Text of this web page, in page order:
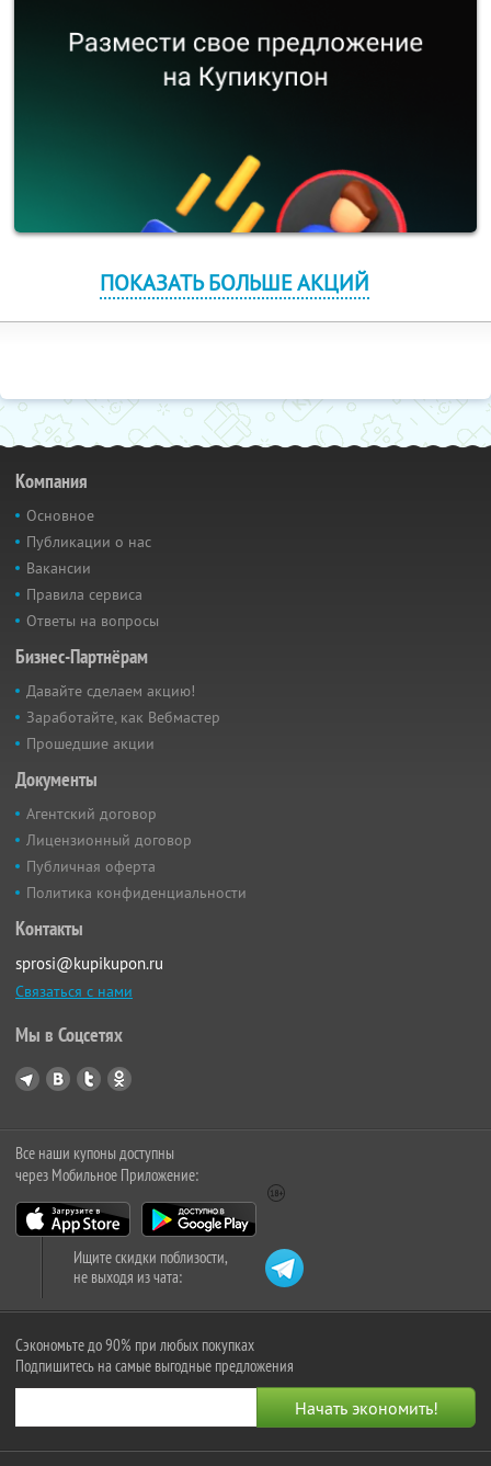
ПОКАЗАТЬ БОЛЬШЕ АКЦИЙ
Компания
Основное
Публикации о нас
Вакансии
Правила сервиса
Ответы на вопросы
Бизнес-Партнёрам
Давайте сделаем акцию!
Заработайте, как Вебмастер
Прошедшие акции
Документы
Агентский договор
Лицензионный договор
Публичная оферта
Политика конфиденциальности
Контакты
sprosi@kupikupon.ru
Связаться с нами
Мы в Соцсетях
Все наши купоны доступны
через Мобильное Приложение:
Ищите скидки поблизости,
не выходя из чата:
Сэкономьте до 90% при любых покупках
Подпишитесь на самые выгодные предложения